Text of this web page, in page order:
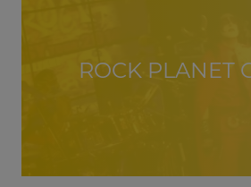
ROCK PLANET